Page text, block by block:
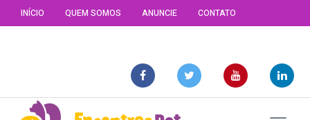
INÍCIO QUEM SOMOS ANUNCIE CONTATO